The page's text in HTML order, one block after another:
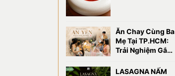
Ăn Chay Cùng Ba
Mẹ Tại TP.HCM:
Trải Nghiệm Gắn
OM Eatery
LASAGNA NẤM